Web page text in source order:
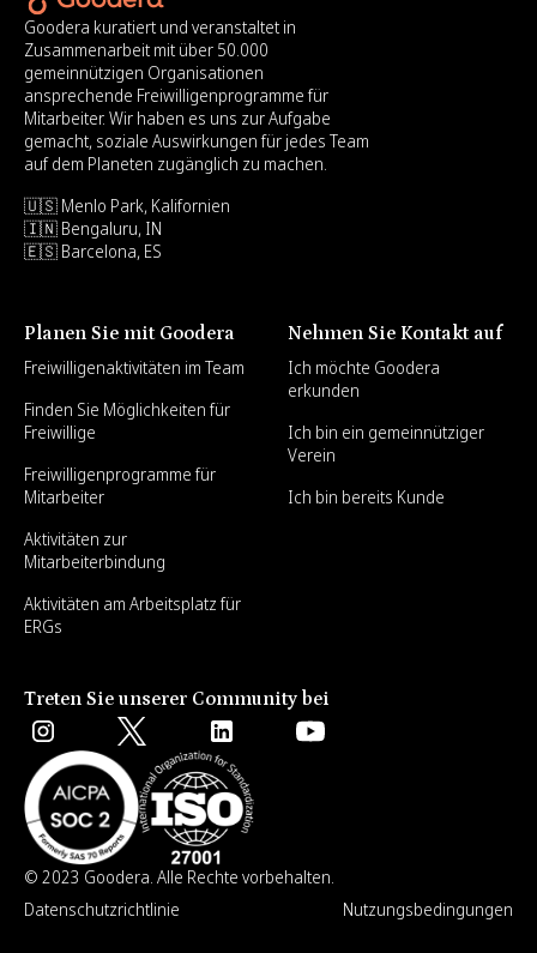
Goodera kuratiert und veranstaltet in
Zusammenarbeit mit über 50.000
gemeinnützigen Organisationen
ansprechende Freiwilligenprogramme für
Mitarbeiter. Wir haben es uns zur Aufgabe
gemacht, soziale Auswirkungen für jedes Team
auf dem Planeten zugänglich zu machen.
🇺🇸 Menlo Park, Kalifornien
🇮🇳 Bengaluru, IN
🇪🇸 Barcelona, ES
Planen Sie mit Goodera
Freiwilligenaktivitäten im Team
Finden Sie Möglichkeiten für
Freiwillige
Freiwilligenprogramme für
Mitarbeiter
Aktivitäten zur
Mitarbeiterbindung
Aktivitäten am Arbeitsplatz für
ERGs
Nehmen Sie Kontakt auf
Ich möchte Goodera
erkunden
Ich bin ein gemeinnütziger
Verein
Ich bin bereits Kunde
Treten Sie unserer Community bei
© 2023 Goodera. Alle Rechte vorbehalten.
Datenschutzrichtlinie
Nutzungsbedingungen